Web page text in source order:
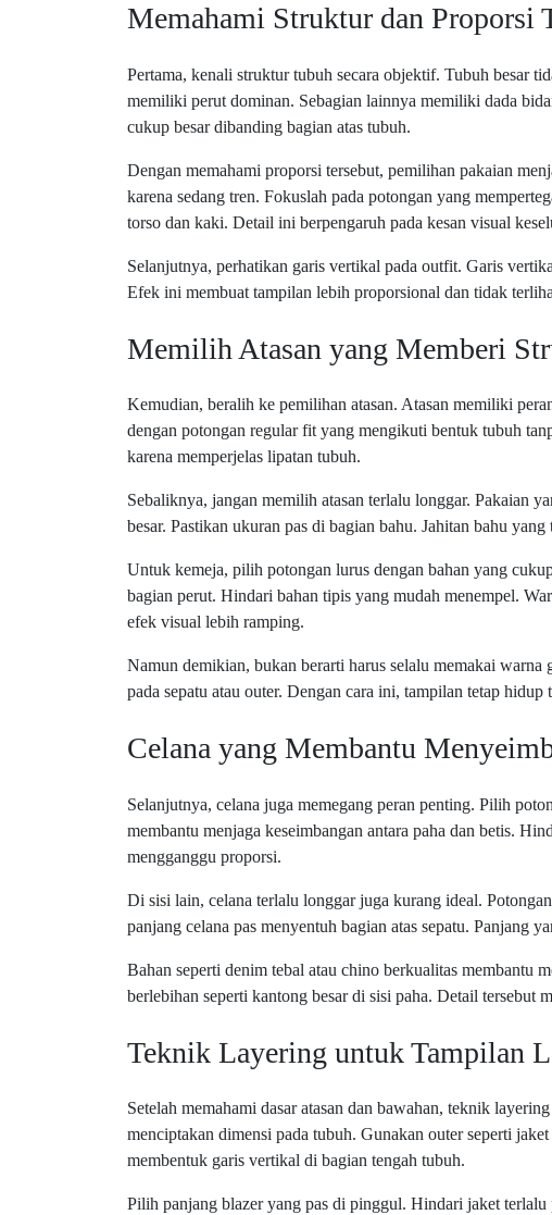
Memahami Struktur dan Proporsi
Pertama, kenali struktur tubuh secara objektif. Tubuh besar
memiliki perut dominan. Sebagian lainnya memiliki dada
cukup besar dibanding bagian atas tubuh.
Dengan memahami proporsi tersebut, pemilihan pakaian
karena sedang tren. Fokuslah pada potongan yang
torso dan kaki. Detail ini berpengaruh pada kesan visual
Selanjutnya, perhatikan garis vertikal pada outfit. Garis
Efek ini membuat tampilan lebih proporsional dan tidak
Memilih Atasan yang Memberi
Kemudian, beralih ke pemilihan atasan. Atasan memiliki
dengan potongan regular fit yang mengikuti bentuk tubuh
karena memperjelas lipatan tubuh.
Sebaliknya, jangan memilih atasan terlalu longgar. Pakaian
besar. Pastikan ukuran pas di bagian bahu. Jahitan bahu
Untuk kemeja, pilih potongan lurus dengan bahan yang
bagian perut. Hindari bahan tipis yang mudah menempel.
efek visual lebih ramping.
Namun demikian, bukan berarti harus selalu memakai warna
pada sepatu atau outer. Dengan cara ini, tampilan tetap hidup
Celana yang Membantu
Selanjutnya, celana juga memegang peran penting. Pilih
membantu menjaga keseimbangan antara paha dan betis.
mengganggu proporsi.
Di sisi lain, celana terlalu longgar juga kurang ideal.
panjang celana pas menyentuh bagian atas sepatu. Panjang
Bahan seperti denim tebal atau chino berkualitas membantu
berlebihan seperti kantong besar di sisi paha. Detail tersebut
Teknik Layering untuk Tampilan
Setelah memahami dasar atasan dan bawahan, teknik
menciptakan dimensi pada tubuh. Gunakan outer seperti
membentuk garis vertikal di bagian tengah tubuh.
Pilih panjang blazer yang pas di pinggul. Hindari jaket terlalu